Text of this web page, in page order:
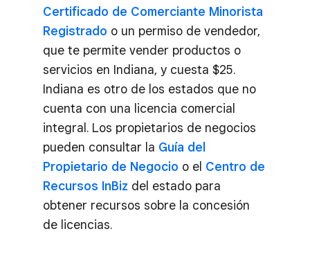
Certificado de Comerciante Minorista
Registrado o un permiso de vendedor,
que te permite vender productos o
servicios en Indiana, y cuesta $25.
Indiana es otro de los estados que no
cuenta con una licencia comercial
integral. Los propietarios de negocios
pueden consultar la Guía del
Propietario de Negocio o el Centro de
Recursos InBiz del estado para
obtener recursos sobre la concesión
de licencias.